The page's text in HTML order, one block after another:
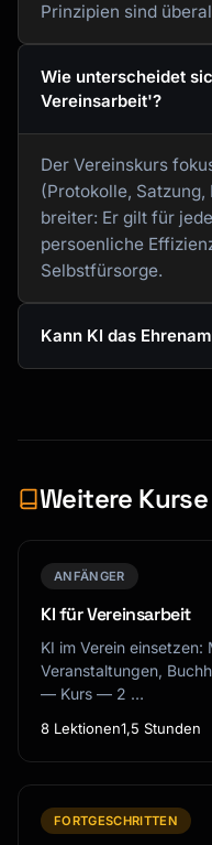
Prinzipien sind
Wie unterscheidet
Vereinsarbeit'?
Der Vereinskurs
(Protokolle,
breiter: Er gilt für
persoenliche
Selbstfürsorge.
Kann KI das
Weitere
ANFÄNGER
KI für Vereinsarbeit
KI im Verein
Veranstaltungen,
— Kurs — 2 …
8 Lektionen1,5 Stunden
FORTGESCHRITTEN